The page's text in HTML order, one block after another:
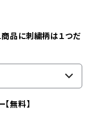
品に刺繍柄は１つだ
無料】